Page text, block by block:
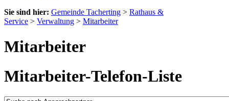
Sie sind hier: Gemeinde Tacherting > Rathaus &
Service > Verwaltung > Mitarbeiter
Mitarbeiter
Mitarbeiter-Telefon-Liste